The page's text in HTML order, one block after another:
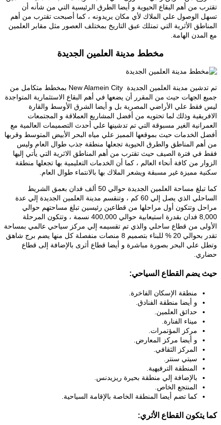
تقترب من أهم البقاع الحيوية و أيضا الطرق الرئيسية التي من شأنه أن
تسهل الوصول علي الملاك لأي مكان يريدونه ، كما أصبحت تقترب من أهم
المناطق الأثرية التي تمتلك عبق التاريخ بمختلف العصور مثل مقابر العلمين
مع المدن الهامة.
مخطط مدينة العلمين الجديدة
تم تدشين مدينة العلمين الجديدة New Alamein City بمخطط متكامل من
جميع الجهات حيث من المقرر أن يضعها في أهم البقاع الاستثمارية المتواجدة
ليس فقط علي الأراضي المصرية بل و أيضا الشرق الأوسط والقارة
الافريقية وذلك لما تحتويه من أفضل المشاريع العملاقة و المجتمعات
العمرانية الغير مسبوقة التي تم تدشينها علي أحدث التصميمات العالمية مع
أفضل الخدمات حيث بموقعها المميز علي مياه البحر الأبيض المتوسط وقربها
من أهم المناطق والطرق الحيوية تجعلها منطقة جذب طوال العام وليس
فقط في فترة الصيف حيث تقترب من أهم المناطق الاثرية التي يأتي إليها
الزوار من كافة أنحاء العالم ، كما أن الخدمات التعليمية بها تجعلها منطقة
سكنية مميزة غير مسبقة ويشعر الملاك بها بالانتماء طوال العام.
كما تبلغ مساحة العلمين الجديدة حوالي 50 ألف فدان بعمق الشريط
الساحلي الذي يصل إلي 60 كم ، وتنقسم مدينة العلمين الجديدة إلي عدة
مراحل وتتكون أول مراحلها من قطاعين رئيسين تبلغ مساحتهم حوالي
8,000 فدان بقدرة استيعابية حوالي 400,000 نسمة ، وتتكون المرحلة
الأولى من قطاع ساحلي والذي تم تقسيمه إلي مركز سياحي عالمي بمساحة
تقدر بحوالي 20 % للبناء بتصميم 8 منصات منفصلة كل منها يضم برج شاهق
وتطل علي البحر بصورة مباشرة و أيضا قطاع أثرى بالإضافة إلى قطاع
حضاري.
حيث يضم القطاع السياحي:
منطقة الإسكان الفاخرة.
و أيضا منطقة الفنادق.
حدائق العلمين.
ميناء الفنارة.
مركز المؤتمرات.
و أيضا مركز المعارض.
المركز الثقافي.
سيتي سنتر.
المنطقة الترفيهية.
بالإضافة إلي منطقة بحيرة ريزيدنس.
المنتجع الخاص.
كما تضم أيضا المنطقة الخاصة بالإقامة السياحية.
كما يتكون القطاع الأثري: